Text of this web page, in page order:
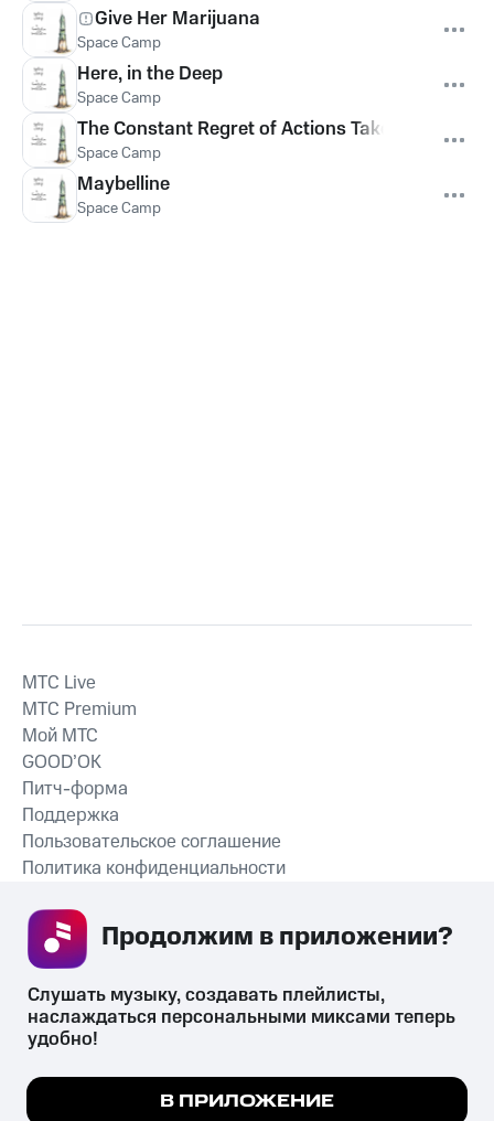
Give Her Marijuana
Space Camp
Here, in the Deep
Space Camp
The Constant Regret of Actions Taken
Space Camp
Maybelline
Space Camp
СКАЧАТЬ ПРИЛОЖЕНИЕ
MTС Live
MTС Premium
Мой МТС
GOOD’OK
Питч-форма
Поддержка
Пользовательское соглашение
Политика конфиденциальности
психотропных веществ, их аналогов причиняет вред здоровью,
их незаконный оборот запрещён и влечёт установленную
Мы используем куки, чтобы на сайте все
Подробнее
Слушать музыку, создавать плейлисты,
наслаждаться персональными миксами теперь
удобно!
В ПРИЛОЖЕНИЕ